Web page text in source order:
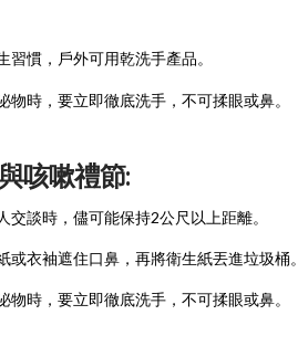
慣，戶外可用乾洗手產品。
時，要立即徹底洗手，不可揉眼或鼻。
咳嗽禮節:
交談時，儘可能保持2公尺以上距離。
衣袖遮住口鼻，再將衛生紙丟進垃圾桶。
時，要立即徹底洗手，不可揉眼或鼻。